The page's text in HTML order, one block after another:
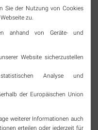
10:00 – 16:00
10:00 – 13:00
geschlossen
(Baden) folgen und
bleiben!
Sie der Nutzung von Cookies
zu.
anhand von Geräte- und
Website sicherzustellen
Analyse und
der Europäischen Union
weiterer Informationen auch
erteilen oder jederzeit für